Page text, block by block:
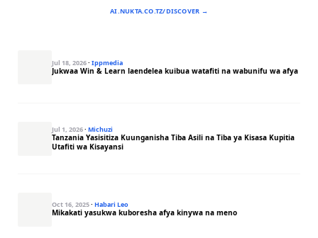
AI.NUKTA.CO.TZ/DISCOVER →
Jul 18, 2026· Ippmedia
Jukwaa Win & Learn laendelea kuibua watafiti na wabunifu wa afya
Jul 1, 2026· Michuzi
Tanzania Yasisitiza Kuunganisha Tiba Asili na Tiba ya Kisasa Kupitia
Utafiti wa Kisayansi
Oct 16, 2025· Habari Leo
Mikakati yasukwa kuboresha afya kinywa na meno